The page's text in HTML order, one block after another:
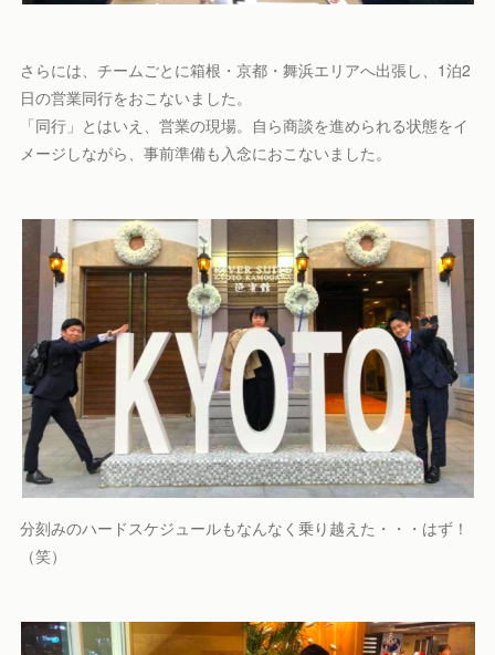
さらには、チームごとに箱根・京都・舞浜エリアへ出張し、1泊2
日の営業同行をおこないました。
「同行」とはいえ、営業の現場。自ら商談を進められる状態をイ
メージしながら、事前準備も入念におこないました。
分刻みのハードスケジュールもなんなく乗り越えた・・・はず！
（笑）